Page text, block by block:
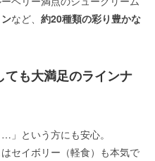
など、 約20種類の彩り豊かな
ても大満足のラインナ
」という方にも安心。
セイボリー（軽食）も本気で